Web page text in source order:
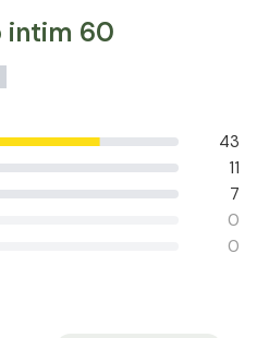
intim 60
43
11
7
0
0